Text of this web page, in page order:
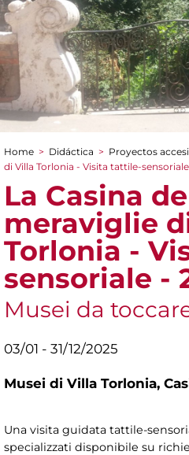
You are here
Home > Didáctica > Proyectos
di Villa Torlonia - Visita tattile-
La Casina
meraviglie
Torlonia -
sensoriale -
Musei da
03/01 - 31/12/2025
Musei di Villa Torlonia,
Una visita guidata tattile-
specializzati disponibile su